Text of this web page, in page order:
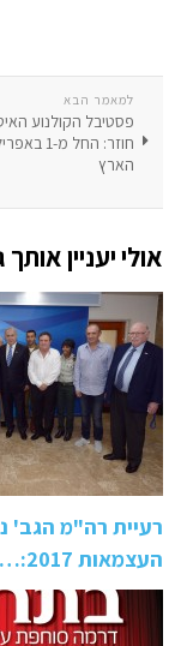
למאמר הבא
פסטיבל הקולנוע
חוזר: החל
הארץ
אולי יעניין
רעיית רה"מ הגב'
העצמאות 2017:…